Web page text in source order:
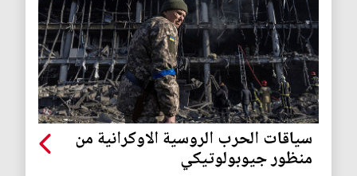
سياقات الحرب الروسية الاوكرانية من
منظور جيوبولوتيكي